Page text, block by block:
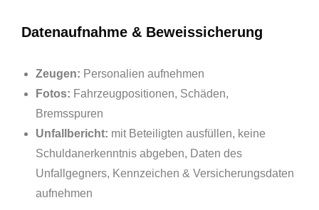
Datenaufnahme & Beweissicherung
Zeugen: Personalien aufnehmen
Fotos: Fahrzeugpositionen, Schäden,
Bremsspuren
Unfallbericht: mit Beteiligten ausfüllen, keine
Schuldanerkenntnis abgeben, Daten des
Unfallgegners, Kennzeichen & Versicherungsdaten
aufnehmen